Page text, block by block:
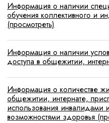
Информация о наличии
обучения коллективного и
(просмотреть)
Информация о наличии
доступа в общежитии,
Информация о количестве
общежитии, интернате,
использования инвалидами
возможностями здоровья